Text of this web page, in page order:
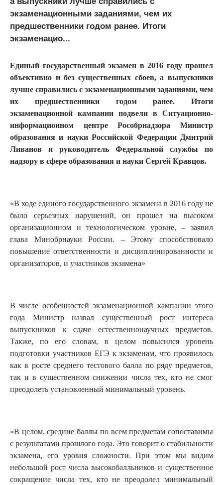
экзаменационными заданиями, чем их
предшественники годом ранее. Итоги
экзаменацио...
Единый государственный экзамен в 2016 году прошел
объективно и без существенных сбоев, а выпускники
лучше справились с экзаменационными заданиями, чем
их предшественники годом ранее. Итоги
экзаменационной кампании подвели в Ситуационно-
информационном центре Рособрнадзора Министр
образования и науки Российской Федерации Дмитрий
Ливанов и руководитель Федеральной службы по
надзору в сфере образования и науки Сергей Кравцов.
«В ходе единого государственного экзамена в 2016 году не
было серьезных нарушений, он прошел на высоком
организационном и технологическом уровне, – заявил
глава Минобрнауки России. – Этому способствовало
повышение ответственности и дисциплинированности и
организаторов, и участников экзамена»
В числе особенностей экзаменационной кампании этого
года Министр назвал существенный рост интереса
выпускников к сдаче естественнонаучных предметов.
Также, по его словам, в целом повысился уровень
подготовки участников ЕГЭ к экзаменам, что проявилось
как в росте среднего тестового балла по ряду предметов,
так и в существенном снижении числа тех, кто не смог
преодолеть установленный минимальный уровень.
«В целом, средние баллы по всем предметам сопоставимы
с результатами прошлого года. Это говорит о стабильности
экзамена, его уровня сложности. При этом мы видим
небольшой рост числа высокобалльников и существенное
сокращение числа тех, кто не преодолел минимальный